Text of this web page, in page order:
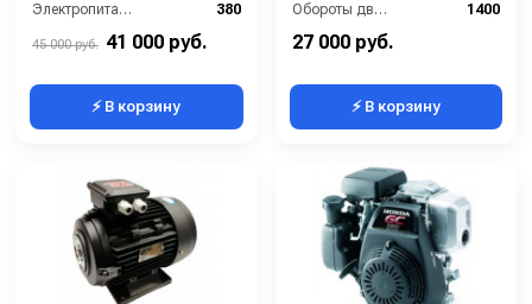
Электропитание (В):
380
45 000 руб. 41 000 руб.
⚡ В корзину
Обороты двигателя (об/мин):
1400
27 000 руб.
⚡ В корзину